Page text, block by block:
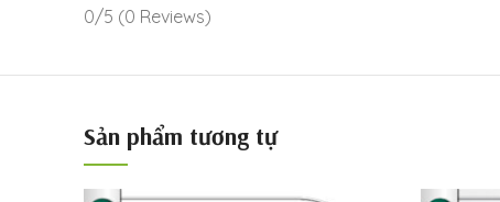
0/5 (0 Reviews)
Sản phẩm tương tự